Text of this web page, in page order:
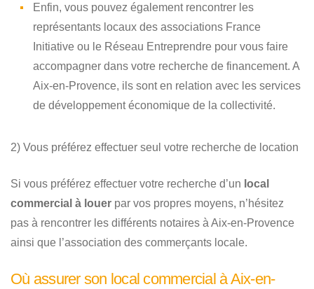
Enfin, vous pouvez également rencontrer les
représentants locaux des associations France
Initiative ou le Réseau Entreprendre pour vous faire
accompagner dans votre recherche de financement. A
Aix-en-Provence, ils sont en relation avec les services
de développement économique de la collectivité.
2) Vous préférez effectuer seul votre recherche de location
Si vous préférez effectuer votre recherche d’un local
commercial à louer par vos propres moyens, n’hésitez
pas à rencontrer les différents notaires à Aix-en-Provence
ainsi que l’association des commerçants locale.
Où assurer son local commercial à Aix-en-